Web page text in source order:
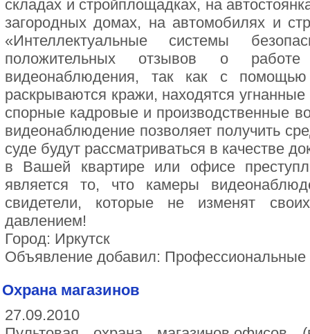
складах и стройплощадках, на
загородных домах, на автомобилях и
«Интеллектуальные системы
положительных отзывов о работе
видеонаблюдения, так как с
раскрываются кражи, находятся
спорные кадровые и производственные
видеонаблюдение позволяет получить
суде будут рассматриваться в качестве
в Вашей квартире или офисе
является то, что камеры
свидетели, которые не изменят
давлением!
Город: Иркутск
Объявление добавил: Профессиональные
Охрана магазинов
27.09.2010